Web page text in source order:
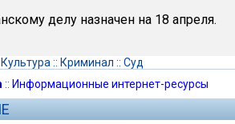
делу назначен на 18 апреля.
Культура :: Криминал :: Суд
:: Информационные интернет-ресурсы